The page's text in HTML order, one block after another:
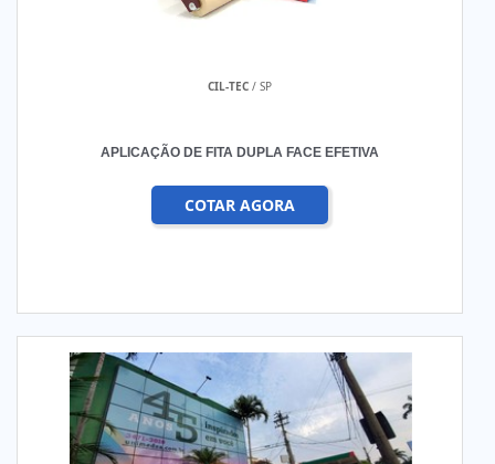
CIL-TEC / SP
APLICAÇÃO DE FITA DUPLA FACE EFETIVA
COTAR AGORA